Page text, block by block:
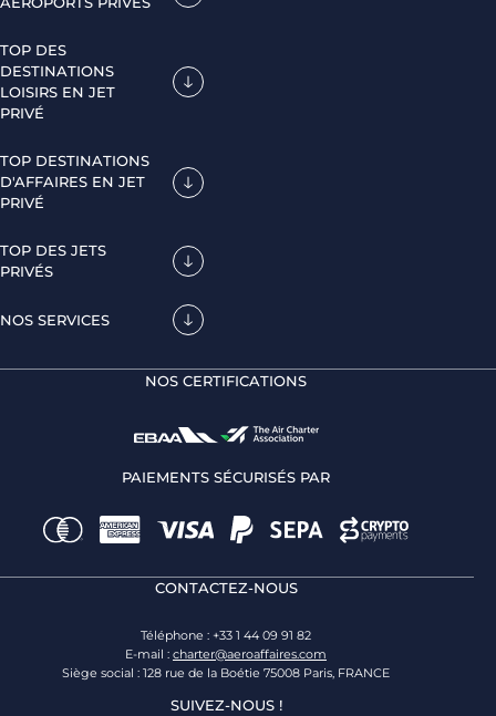
TOP DES
DESTINATIONS
LOISIRS EN JET
PRIVÉ
TOP DESTINATIONS
D'AFFAIRES EN JET
PRIVÉ
TOP DES JETS
PRIVÉS
NOS SERVICES
NOS CERTIFICATIONS
PAIEMENTS SÉCURISÉS PAR
CONTACTEZ-NOUS
Téléphone : +33 1 44 09 91 82
E-mail : charter@aeroaffaires.com
Siège social : 128 rue de la Boétie 75008 Paris, FRANCE
SUIVEZ-NOUS !